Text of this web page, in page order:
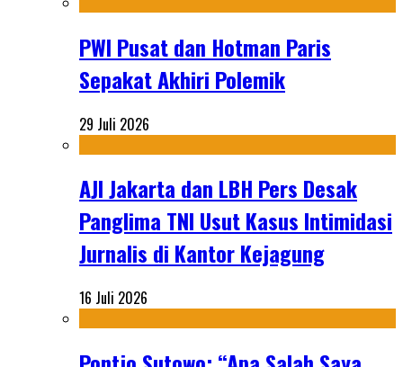
PWI Pusat dan Hotman Paris
Sepakat Akhiri Polemik
29 Juli 2026
AJI Jakarta dan LBH Pers Desak
Panglima TNI Usut Kasus Intimidasi
Jurnalis di Kantor Kejagung
16 Juli 2026